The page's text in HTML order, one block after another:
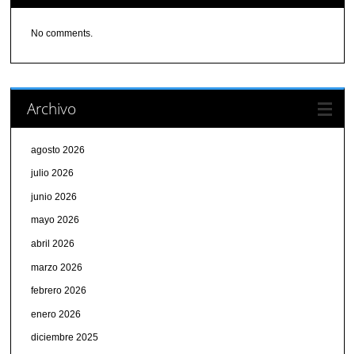
No comments.
Archivo
agosto 2026
julio 2026
junio 2026
mayo 2026
abril 2026
marzo 2026
febrero 2026
enero 2026
diciembre 2025